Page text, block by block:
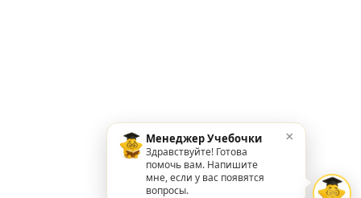
Менеджер Учебочки
Здравствуйте! Готова
помочь вам. Напишите
мне, если у вас появятся
вопросы.
×